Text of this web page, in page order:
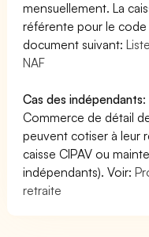
mensuellement. La
référente pour le code
document suivant:
NAF
Cas des indépendants
Commerce de détail
peuvent cotiser à leur
caisse CIPAV ou
indépendants). Voir:
retraite